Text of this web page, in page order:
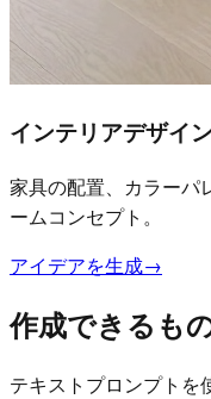
インテリアデザイ
家具の配置、カラーパ
ームコンセプト。
アイデアを生成→
作成できるも
テキストプロンプトを